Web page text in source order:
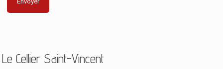
Le Cellier Saint-Vincent